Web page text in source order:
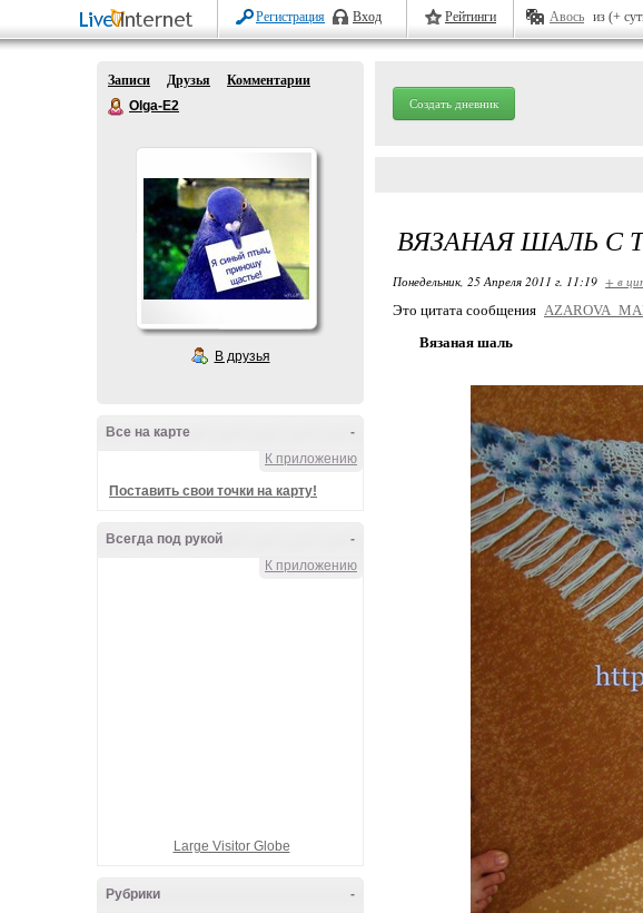
Регистрация Вход Рейтинги Авось из (+
Записи Друзья
Комментарии
Olga-E2
В друзья
-
Все на карте
К приложению
Поставить свои точки на карту!
-
Всегда под рукой
К приложению
Large Visitor Globe
-
Рубрики
Создать дневник
ВЯЗАНАЯ ШАЛЬ С
Понедельник, 25 Апреля 2011 г. 11:19 + в
Это цитата сообщения
Вязаная шаль